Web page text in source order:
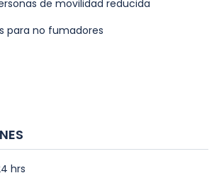
de movilidad reducida
para no fumadores
hrs